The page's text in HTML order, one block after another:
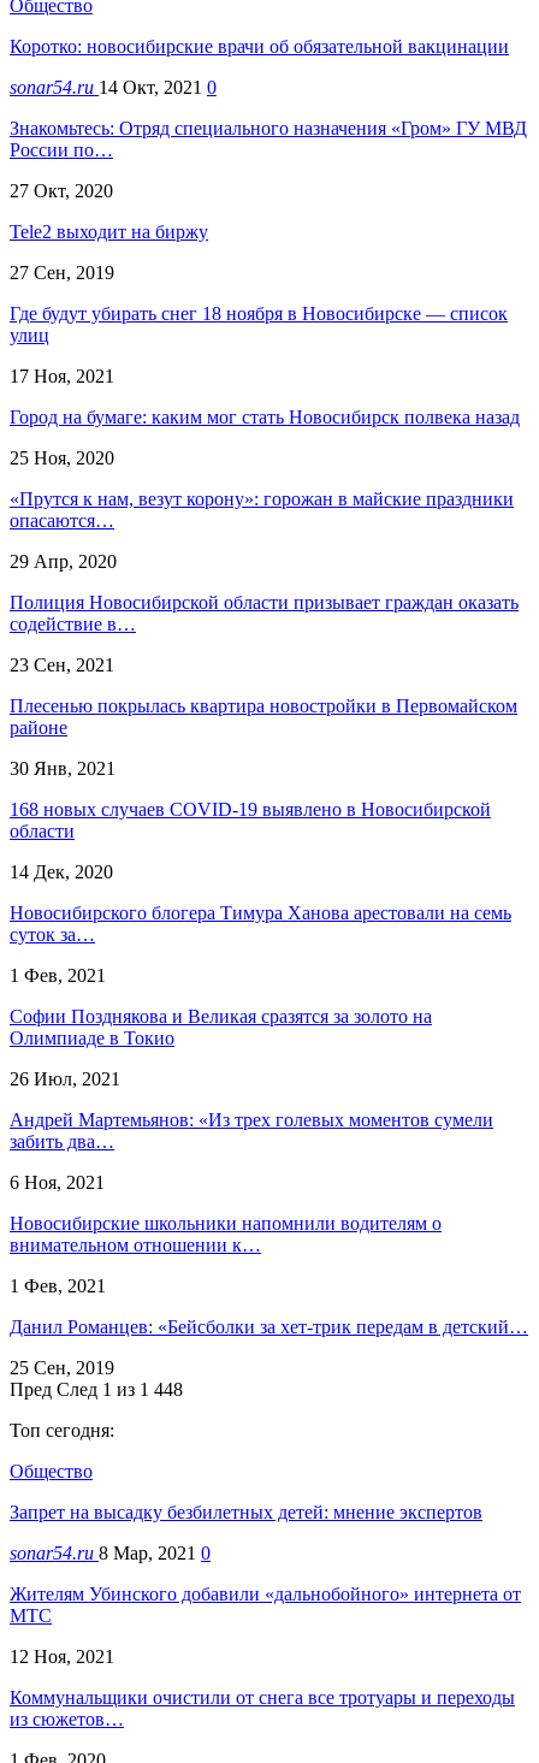
Общество
Коротко: новосибирские врачи об обязательной вакцинации
sonar54.ru 14 Окт, 2021 0
Знакомьтесь: Отряд специального назначения «Гром» ГУ МВД
России по…
27 Окт, 2020
Tele2 выходит на биржу
27 Сен, 2019
Где будут убирать снег 18 ноября в Новосибирске — список
улиц
17 Ноя, 2021
Город на бумаге: каким мог стать Новосибирск полвека назад
25 Ноя, 2020
«Прутся к нам, везут корону»: горожан в майские праздники
опасаются…
29 Апр, 2020
Полиция Новосибирской области призывает граждан оказать
содействие в…
23 Сен, 2021
Плесенью покрылась квартира новостройки в Первомайском
районе
30 Янв, 2021
168 новых случаев COVID-19 выявлено в Новосибирской
области
14 Дек, 2020
Новосибирского блогера Тимура Ханова арестовали на семь
суток за…
1 Фев, 2021
Софии Позднякова и Великая сразятся за золото на
Олимпиаде в Токио
26 Июл, 2021
Андрей Мартемьянов: «Из трех голевых моментов сумели
забить два…
6 Ноя, 2021
Новосибирские школьники напомнили водителям о
внимательном отношении к…
1 Фев, 2021
Данил Романцев: «Бейсболки за хет-трик передам в детский…
25 Сен, 2019
Пред След 1 из 1 448
Топ сегодня:
Общество
Запрет на высадку безбилетных детей: мнение экспертов
sonar54.ru 8 Мар, 2021 0
Жителям Убинского добавили «дальнобойного» интернета от
МТС
12 Ноя, 2021
Коммунальщики очистили от снега все тротуары и переходы
из сюжетов…